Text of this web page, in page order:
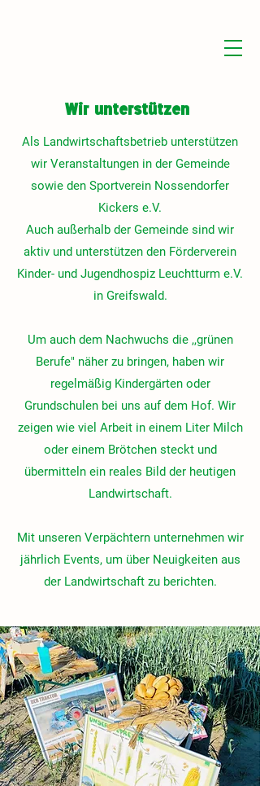
Wir unterstützen
Als Landwirtschaftsbetrieb unterstützen
wir Veranstaltungen in der Gemeinde
sowie den Sportverein Nossendorfer
Kickers e.V.
Auch außerhalb der Gemeinde sind wir
aktiv und unterstützen den Förderverein
Kinder- und Jugendhospiz Leuchtturm e.V.
in Greifswald.
Um auch dem Nachwuchs die ,,grünen
Berufe" näher zu bringen, haben wir
regelmäßig Kindergärten oder
Grundschulen bei uns auf dem Hof. Wir
zeigen wie viel Arbeit in einem Liter Milch
oder einem Brötchen steckt und
übermitteln ein reales Bild der heutigen
Landwirtschaft.
Mit unseren Verpächtern unternehmen wir
jährlich Events, um über Neuigkeiten aus
der Landwirtschaft zu berichten.